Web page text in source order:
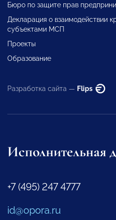
Бюро по защите прав
Декларация о взаимодействии
субъектами МСП
Проекты
Образование
Разработка сайта — Flips
Исполнительная
+7 (495) 247 4777
id@opora.ru